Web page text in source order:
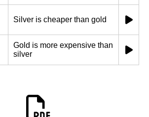
Silver is cheaper than gold
Gold is more expensive than
silver